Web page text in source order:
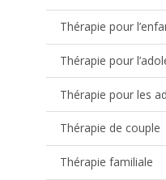
Thérapie pour
Thérapie pour
Thérapie pour les
Thérapie de couple
Thérapie familiale